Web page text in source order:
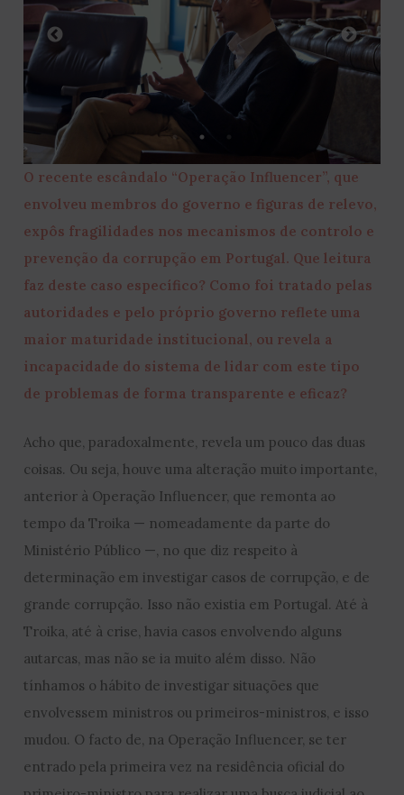
O recente escândalo “Operação Influencer”, que
envolveu membros do governo e figuras de relevo,
expôs fragilidades nos mecanismos de controlo e
prevenção da corrupção em Portugal. Que leitura
faz deste caso específico? Como foi tratado pelas
autoridades e pelo próprio governo reflete uma
maior maturidade institucional, ou revela a
incapacidade do sistema de lidar com este tipo
de problemas de forma transparente e eficaz?
Acho que, paradoxalmente, revela um pouco das duas
coisas. Ou seja, houve uma alteração muito importante,
anterior à Operação Influencer, que remonta ao
tempo da Troika — nomeadamente da parte do
Ministério Público —, no que diz respeito à
determinação em investigar casos de corrupção, e de
grande corrupção. Isso não existia em Portugal. Até à
Troika, até à crise, havia casos envolvendo alguns
autarcas, mas não se ia muito além disso. Não
tínhamos o hábito de investigar situações que
envolvessem ministros ou primeiros-ministros, e isso
mudou. O facto de, na Operação Influencer, se ter
entrado pela primeira vez na residência oficial do